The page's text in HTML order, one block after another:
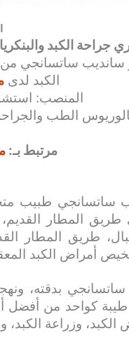
جراحة الكبد
سانديب ساتسانجي من
الكبد لدى
المنصب:
الطب
مرتبط بـ:
ساتسانجي طبيب
المطار
طريق المطار
أمراض الكبد
ساتسانجي بدقته،
كواحد من أفضل
وزراعة الكبد،